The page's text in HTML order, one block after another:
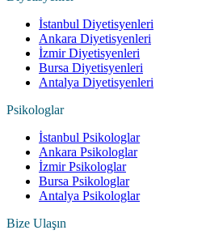
İstanbul Diyetisyenleri
Ankara Diyetisyenleri
İzmir Diyetisyenleri
Bursa Diyetisyenleri
Antalya Diyetisyenleri
Psikologlar
İstanbul Psikologlar
Ankara Psikologlar
İzmir Psikologlar
Bursa Psikologlar
Antalya Psikologlar
Bize Ulaşın